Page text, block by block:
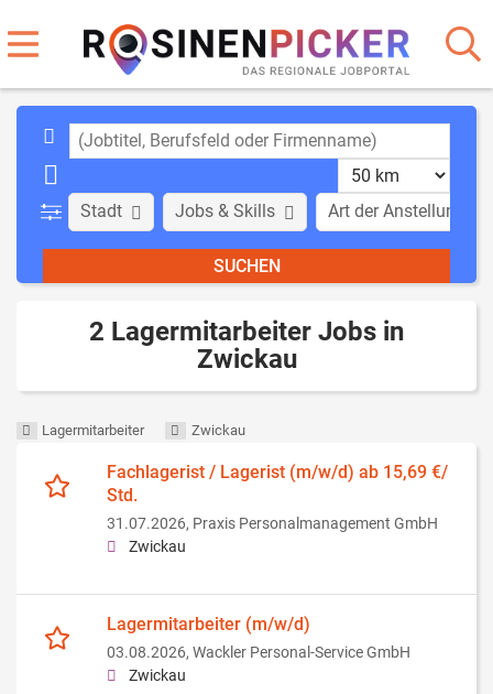
Stadt Art der Anstellung
Jobs & Skills
2 Lagermitarbeiter Jobs in
Zwickau
Lagermitarbeiter Zwickau
Fachlagerist / Lagerist (m/w/d) ab 15,69 €/
Std.
31.07.2026, Praxis Personalmanagement GmbH
Zwickau
Lagermitarbeiter (m/w/d)
03.08.2026, Wackler Personal-Service GmbH
Zwickau